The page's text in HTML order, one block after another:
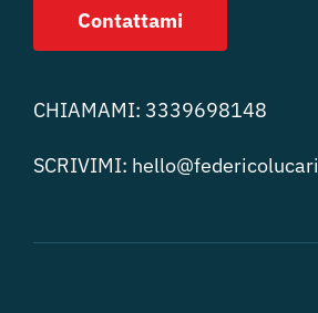
Contattami
CHIAMAMI: 3339698148
SCRIVIMI: hello@federicolucari